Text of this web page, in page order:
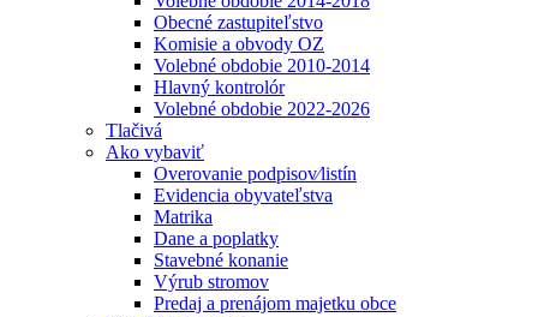
Obecné zastupiteľstvo
Komisie a obvody OZ
Volebné obdobie 2010-2014
Hlavný kontrolór
Volebné obdobie 2022-2026
Tlačivá
Ako vybaviť
Overovanie podpisov⁄listín
Evidencia obyvateľstva
Matrika
Dane a poplatky
Stavebné konanie
Výrub stromov
Predaj a prenájom majetku obce